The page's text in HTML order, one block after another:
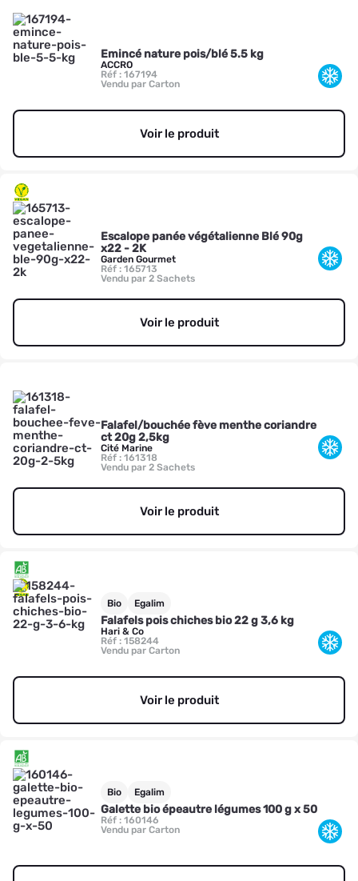
Emincé nature pois/blé 5.5 kg
ACCRO
Réf : 167194
Vendu par Carton
Voir le produit
Escalope panée végétalienne Blé 90g
x22 - 2K
Garden Gourmet
Réf : 165713
Vendu par 2 Sachets
Voir le produit
Falafel/bouchée fève menthe coriandre
ct 20g 2,5kg
Cité Marine
Réf : 161318
Vendu par 2 Sachets
Voir le produit
Bio Egalim
Falafels pois chiches bio 22 g 3,6 kg
Hari & Co
Réf : 158244
Vendu par Carton
Voir le produit
Bio Egalim
Galette bio épeautre légumes 100 g x 50
Réf : 160146
Vendu par Carton